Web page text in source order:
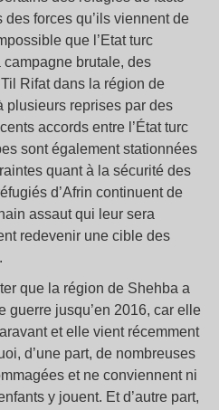
des forces qu’ils viennent de
que l’Etat turc
brutale, des
Rifat dans la région de
plusieurs reprises par des
accords entre l’État turc
sont également stationnées
quant à la sécurité des
d’Afrin continuent de
assaut qui leur sera
redevenir une cible des
que la région de Shehba a
guerre jusqu’en 2016, car elle
et elle vient récemment
d’une part, de nombreuses
et ne conviennent ni
y jouent. Et d’autre part,